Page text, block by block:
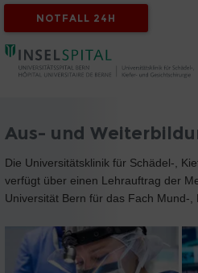
NOTFALL 24H
Aus- und
Die Universitätsklinik für Schädel-,
verfügt über einen Lehrauftrag der
Universität Bern für das Fach Mund-,